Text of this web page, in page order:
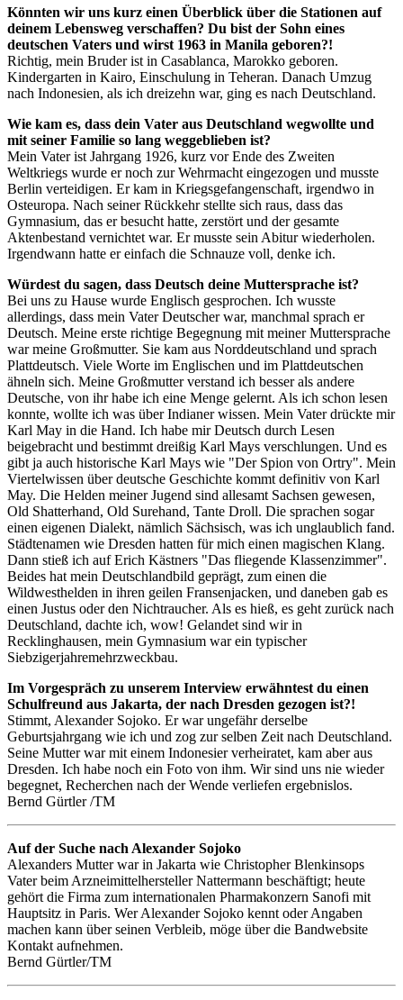
Könnten wir uns kurz einen Überblick über die Stationen auf
deinem Lebensweg verschaffen? Du bist der Sohn eines
deutschen Vaters und wirst 1963 in Manila geboren?!
Richtig, mein Bruder ist in Casablanca, Marokko geboren.
Kindergarten in Kairo, Einschulung in Teheran. Danach Umzug
nach Indonesien, als ich dreizehn war, ging es nach Deutschland.
Wie kam es, dass dein Vater aus Deutschland wegwollte und
mit seiner Familie so lang weggeblieben ist?
Mein Vater ist Jahrgang 1926, kurz vor Ende des Zweiten
Weltkriegs wurde er noch zur Wehrmacht eingezogen und musste
Berlin verteidigen. Er kam in Kriegsgefangenschaft, irgendwo in
Osteuropa. Nach seiner Rückkehr stellte sich raus, dass das
Gymnasium, das er besucht hatte, zerstört und der gesamte
Aktenbestand vernichtet war. Er musste sein Abitur wiederholen.
Irgendwann hatte er einfach die Schnauze voll, denke ich.
Würdest du sagen, dass Deutsch deine Muttersprache ist?
Bei uns zu Hause wurde Englisch gesprochen. Ich wusste
allerdings, dass mein Vater Deutscher war, manchmal sprach er
Deutsch. Meine erste richtige Begegnung mit meiner Muttersprache
war meine Großmutter. Sie kam aus Norddeutschland und sprach
Plattdeutsch. Viele Worte im Englischen und im Plattdeutschen
ähneln sich. Meine Großmutter verstand ich besser als andere
Deutsche, von ihr habe ich eine Menge gelernt. Als ich schon lesen
konnte, wollte ich was über Indianer wissen. Mein Vater drückte mir
Karl May in die Hand. Ich habe mir Deutsch durch Lesen
beigebracht und bestimmt dreißig Karl Mays verschlungen. Und es
gibt ja auch historische Karl Mays wie "Der Spion von Ortry". Mein
Viertelwissen über deutsche Geschichte kommt definitiv von Karl
May. Die Helden meiner Jugend sind allesamt Sachsen gewesen,
Old Shatterhand, Old Surehand, Tante Droll. Die sprachen sogar
einen eigenen Dialekt, nämlich Sächsisch, was ich unglaublich fand.
Städtenamen wie Dresden hatten für mich einen magischen Klang.
Dann stieß ich auf Erich Kästners "Das fliegende Klassenzimmer".
Beides hat mein Deutschlandbild geprägt, zum einen die
Wildwesthelden in ihren geilen Fransenjacken, und daneben gab es
einen Justus oder den Nichtraucher. Als es hieß, es geht zurück nach
Deutschland, dachte ich, wow! Gelandet sind wir in
Recklinghausen, mein Gymnasium war ein typischer
Siebzigerjahremehrzweckbau.
Im Vorgespräch zu unserem Interview erwähntest du einen
Schulfreund aus Jakarta, der nach Dresden gezogen ist?!
Stimmt, Alexander Sojoko. Er war ungefähr derselbe
Geburtsjahrgang wie ich und zog zur selben Zeit nach Deutschland.
Seine Mutter war mit einem Indonesier verheiratet, kam aber aus
Dresden. Ich habe noch ein Foto von ihm. Wir sind uns nie wieder
begegnet, Recherchen nach der Wende verliefen ergebnislos.
Bernd Gürtler /TM
Auf der Suche nach Alexander Sojoko
Alexanders Mutter war in Jakarta wie Christopher Blenkinsops
Vater beim Arzneimittelhersteller Nattermann beschäftigt; heute
gehört die Firma zum internationalen Pharmakonzern Sanofi mit
Hauptsitz in Paris. Wer Alexander Sojoko kennt oder Angaben
machen kann über seinen Verbleib, möge über die Bandwebsite
Kontakt aufnehmen.
Bernd Gürtler/TM